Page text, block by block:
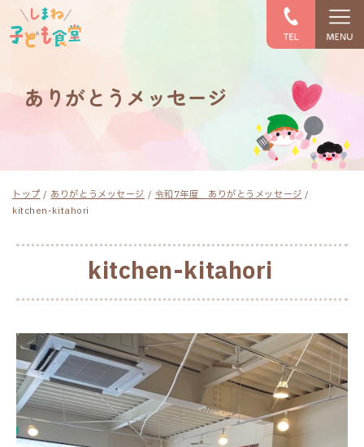
このページの本文へ
ありがとうメッセージ
現
在
位
トップ / ありがとうメッセージ / 令和7年度 ありがとうメッセージ /
kitchen-kitahori
kitchen-kitahori